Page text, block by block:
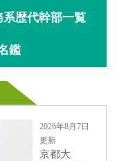
歴代幹部一覧
鑑
2026年8月7日
更新
京都大